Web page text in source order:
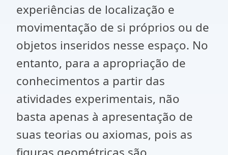
experiências de localização e
movimentação de si próprios ou de
objetos inseridos nesse espaço. No
entanto, para a apropriação de
conhecimentos a partir das
atividades experimentais, não
basta apenas à apresentação de
suas teorias ou axiomas, pois as